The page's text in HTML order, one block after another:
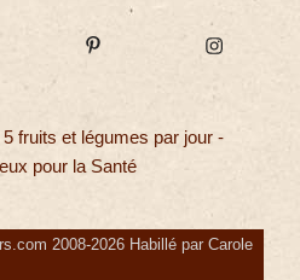
fruits et légumes par jour -
pour la Santé
2008-2026 Habillé par Carole